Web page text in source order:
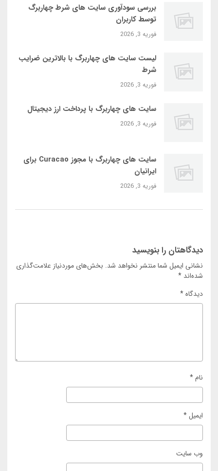
بررسی سودآوری سایت‌ های شرط چهاربرگ
توسط کاربران
فوریه 3, 2026
لیست سایت‌ های چهاربرگ با بالاترین ضرایب
شرط
فوریه 3, 2026
سایت‌ های چهاربرگ با پرداخت ارز دیجیتال
فوریه 3, 2026
سایت‌ های چهاربرگ با مجوز Curacao برای
ایرانیان
فوریه 3, 2026
دیدگاهتان را بنویسید
نشانی ایمیل شما منتشر نخواهد شد. بخش‌های موردنیاز علامت‌گذاری
شده‌اند *
دیدگاه*
نام*
ایمیل*
وب‌ سایت